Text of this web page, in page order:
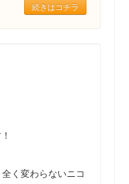
続きはコチラ
く変わらないニコ